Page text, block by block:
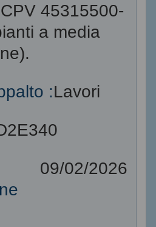
45315500-
a media
:Lavori
09/02/2026